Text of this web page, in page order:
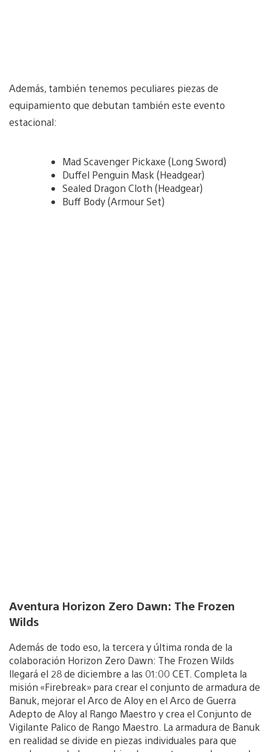
Además, también tenemos peculiares piezas de
equipamiento que debutan también este evento
estacional:
Mad Scavenger Pickaxe (Long Sword)
Duffel Penguin Mask (Headgear)
Sealed Dragon Cloth (Headgear)
Buff Body (Armour Set)
Aventura Horizon Zero Dawn: The Frozen
Wilds
Además de todo eso, la tercera y última ronda de la
colaboración Horizon Zero Dawn: The Frozen Wilds
llegará el 28 de diciembre a las 01:00 CET. Completa la
misión «Firebreak» para crear el conjunto de armadura de
Banuk, mejorar el Arco de Aloy en el Arco de Guerra
Adepto de Aloy al Rango Maestro y crea el Conjunto de
Vigilante Palico de Rango Maestro. La armadura de Banuk
en realidad se divide en piezas individuales para que